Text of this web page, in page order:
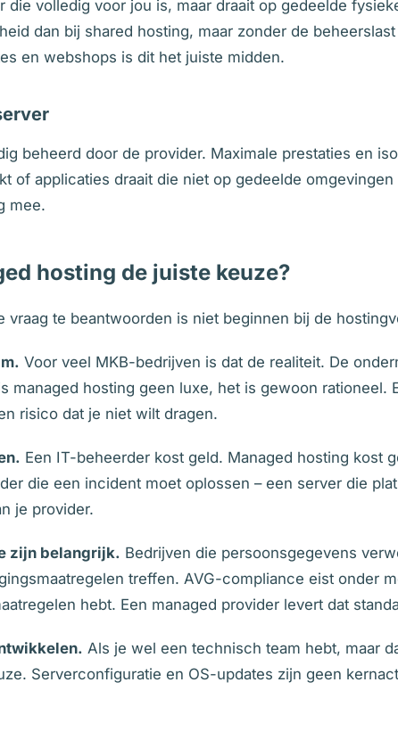
die volledig voor jou is, maar draait op gedeelde
dan bij shared hosting, maar zonder de
en webshops is dit het juiste midden.
beheerd door de provider. Maximale prestaties en
of applicaties draait die niet op gedeelde
mee.
hosting de juiste keuze?
vraag te beantwoorden is niet beginnen bij de
Voor veel MKB-bedrijven is dat de realiteit. De
managed hosting geen luxe, het is gewoon rationeel.
risico dat je niet wilt dragen.
Een IT-beheerder kost geld. Managed hosting kost
die een incident moet oplossen – een server die
je provider.
zijn belangrijk. Bedrijven die persoonsgegevens
treffen. AVG-compliance eist onder
hebt. Een managed provider levert dat
Als je wel een technisch team hebt, maar
Serverconfiguratie en OS-updates zijn geen